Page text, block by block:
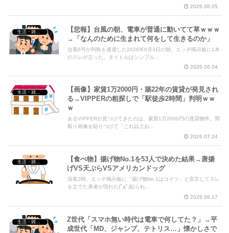
2026.08.05
【悲報】台風の朝、電車が普通に動いてて草ｗｗｗ
→「なんのために生まれて何をして生きるのか」
台風6号が列島を通過した2026年6月3日の朝、エッヂ掲示板に1本
のスレが立った。タイトルはシンプル...
2026.06.04
【画像】家賃1万2000円・築22年の賃貸が発見され
る→VIPPERの粗探しで「駅徒歩2時間」判明ｗｗ
ｗ
あるVIPPERが見つけてきたのは、家賃1万2000円の賃貸物件。間
取り画像を貼りつけて「これ以上お...
2026.07.24
【食べ物】揚げ物No.1を53人で決めた結果→唐揚
げVS天ぷらVSアメリカンドッグ
深夜2時、エッヂ掲示板に「揚げ物No.1はコイツ」と宣言してスレ
を立てた勇者が現れた(ﾟдﾟ)貼られ...
2026.06.17
生活・雑談・恋愛
Z世代「スマホ無い時代は電車で何してた？」→平
成世代「MD、ジャンプ、テトリス…」懐かしさで